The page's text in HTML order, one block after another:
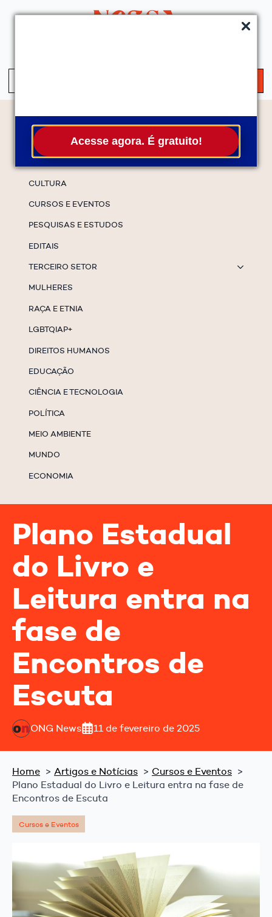
Acesse agora. É gratuito!
Temas
CULTURA
CURSOS E EVENTOS
PESQUISAS E ESTUDOS
EDITAIS
TERCEIRO SETOR
MULHERES
RAÇA E ETNIA
LGBTQIAP+
DIREITOS HUMANOS
EDUCAÇÃO
CIÊNCIA E TECNOLOGIA
POLÍTICA
MEIO AMBIENTE
MUNDO
ECONOMIA
Plano Estadual
do Livro e
Leitura entra na
fase de
Encontros de
Escuta
ONG News 11 de fevereiro de 2025
Home Artigos e Notícias
Cursos e Eventos
Plano Estadual do Livro e Leitura entra na fase de
Encontros de Escuta
Cursos e Eventos